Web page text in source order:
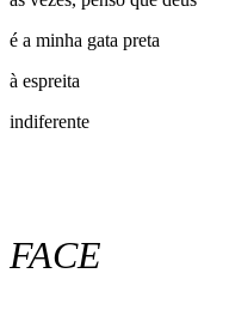
é a minha gata preta
à espreita
indiferente
FACE